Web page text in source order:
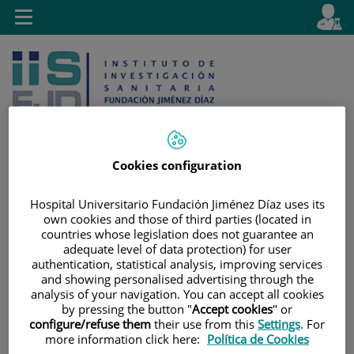
Jump to content
selector
Active
en
Search
Toggle
navigation
Cookies configuration
Hospital Universitario Fundación Jiménez Díaz uses its
own cookies and those of third parties (located in
countries whose legislation does not guarantee an
adequate level of data protection) for user
authentication, statistical analysis, improving services
and showing personalised advertising through the
analysis of your navigation. You can accept all cookies
by pressing the button "Accept cookies" or
configure/refuse them their use from this Settings. For
more information click here: Política de Cookies